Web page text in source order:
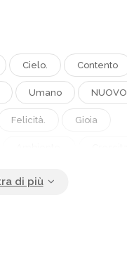
Cielo. Contento
Umano NUOVO
Felicità. Gioia
Vicino